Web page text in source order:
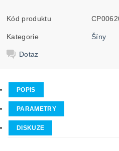
Kód produktu
Kategorie Šíny
Dotaz
POPIS
PARAMETRY
DISKUZE